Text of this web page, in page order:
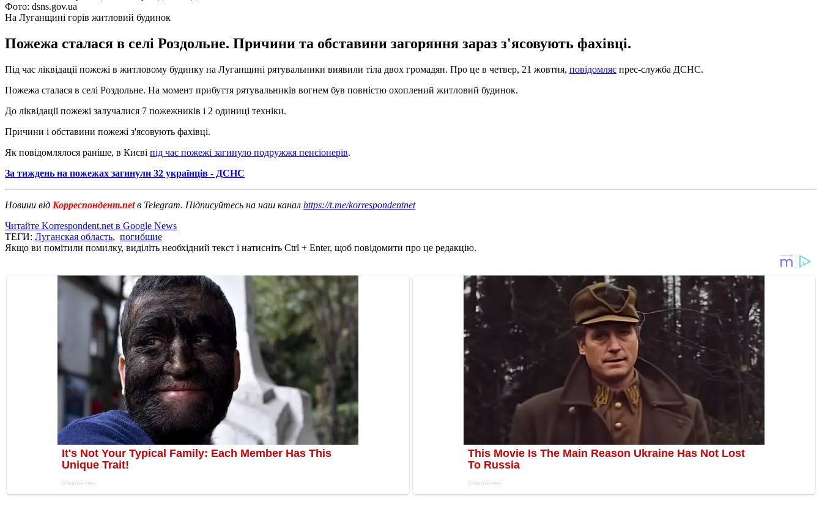
Фото: dsns.gov.ua
На Луганщині горів житловий будинок
Пожежа сталася в селі Роздольне. Причини та обставини загоряння зараз з'ясовують фахівці.
Під час ліквідації пожежі в житловому будинку на Луганщині рятувальники виявили тіла двох громадян. Про це в четвер, 21 жовтня, повідомляє прес-служба ДСНС.
Пожежа сталася в селі Роздольне. На момент прибуття рятувальників вогнем був повністю охоплений житловий будинок.
До ліквідації пожежі залучалися 7 пожежників і 2 одиниці техніки.
Причини і обставини пожежі з'ясовують фахівці.
Як повідомлялося раніше, в Києві під час пожежі загинуло подружжя пенсіонерів.
За тиждень на пожежах загинули 32 українців - ДСНС
Новини від Корреспондент.netв Telegram. Підписуйтесь на наш канал https://t.me/korrespondentnet
Читайте Korrespondent.net в Google News
ТЕГИ: Луганская область, погибшие
Якщо ви помітили помилку, виділіть необхідний текст і натисніть Ctrl + Enter, щоб повідомити про це редакцію.